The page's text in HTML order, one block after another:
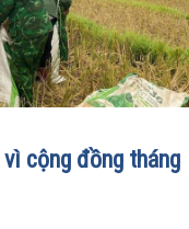
cộng đồng tháng